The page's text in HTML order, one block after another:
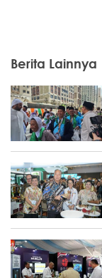
Berita Lainnya